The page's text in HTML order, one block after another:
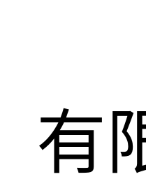
有